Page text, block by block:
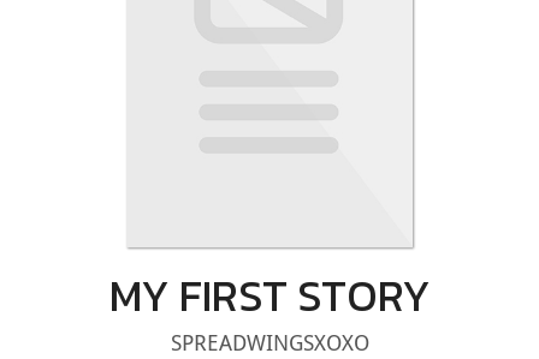
MY FIRST STORY
SPREADWINGSXOXO